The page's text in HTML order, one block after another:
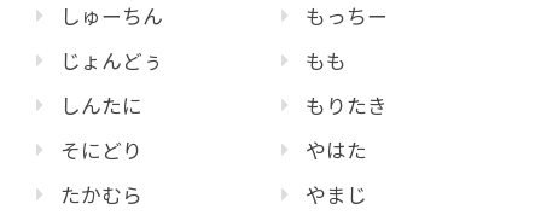
しゅーちん
じょんどぅ
しんたに
そにどり
たかむら
もっちー
もも
もりたき
やはた
やまじ